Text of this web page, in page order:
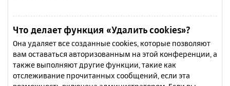
Что делает функция «Удалить cookies»?
Она удаляет все созданные cookies, которые позволяют
вам оставаться авторизованным на этой конференции, а
также выполняют другие функции, такие как
отслеживание прочитанных сообщений, если эта